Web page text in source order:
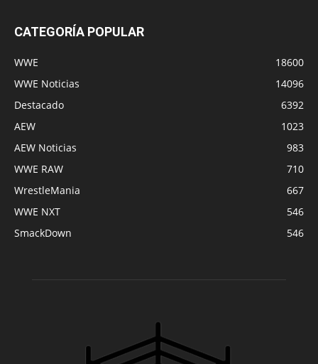
CATEGORÍA POPULAR
WWE
18600
WWE Noticias
14096
Destacado
6392
AEW
1023
AEW Noticias
983
WWE RAW
710
WrestleMania
667
WWE NXT
546
SmackDown
546